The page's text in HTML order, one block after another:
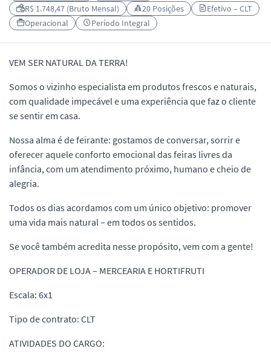
R$ 1.748,47 (Bruto Mensal)
20 Posições
Efetivo – CLT
Operacional
Período Integral
VEM SER NATURAL DA TERRA!
Somos o vizinho especialista em produtos frescos e naturais,
com qualidade impecável e uma experiência que faz o cliente
se sentir em casa.
Nossa alma é de feirante: gostamos de conversar, sorrir e
oferecer aquele conforto emocional das feiras livres da
infância, com um atendimento próximo, humano e cheio de
alegria.
Todos os dias acordamos com um único objetivo: promover
uma vida mais natural – em todos os sentidos.
Se você também acredita nesse propósito, vem com a gente!
OPERADOR DE LOJA – MERCEARIA E HORTIFRUTI
Escala: 6x1
Tipo de contrato: CLT
ATIVIDADES DO CARGO: